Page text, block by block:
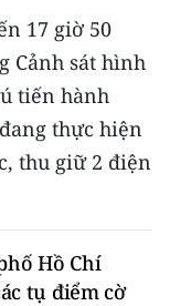
17 giờ 50
Cảnh sát hình
tiến hành
thực hiện
thu giữ 2 điện
Hồ Chí
tụ điểm cờ